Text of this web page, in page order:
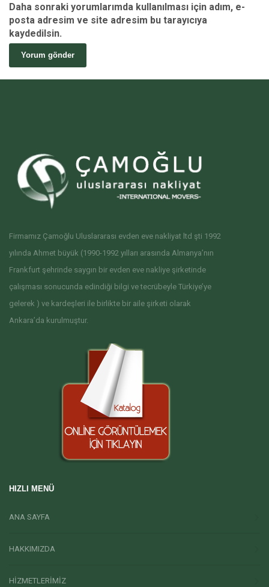
Daha sonraki yorumlarımda kullanılması için adım, e-
posta adresim ve site adresim bu tarayıcıya
kaydedilsin.
Firmamız Çamoğlu Uluslararası evden eve nakliyat ltd şti 1992
yılında Ahmet büyük (1990-1992 yılları arasında Almanya’nın
Frankfurt şehrinde saygın bir evden eve nakliye şirketinde
çalışması sonucunda edindiği bilgi ve tecrübeyle Türkiye’ye
gelerek ) ve kardeşleri ile birlikte bir aile şirketi olarak
Ankara’da kurulmuştur.
HIZLI MENÜ
ANA SAYFA
HAKKIMIZDA
HİZMETLERİMİZ